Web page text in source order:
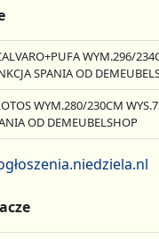
WYM.296/
SPANIA OD
WYM.280/230CM
OD DEMEUBELSHOP